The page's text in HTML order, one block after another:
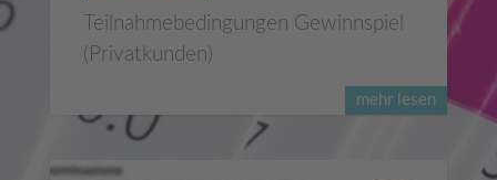
mehr lesen
Teilnahmebedingungen Gewinnspiel
(Privatkunden)